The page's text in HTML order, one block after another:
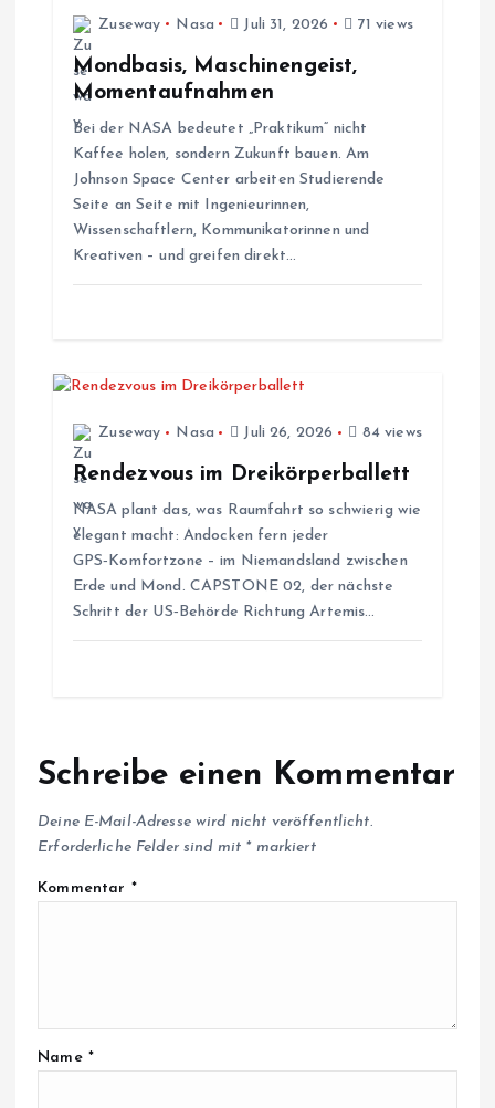
t
Zuseway Nasa Juli 31, 2026 71 views
Mondbasis, Maschinengeist,
Momentaufnahmen
Bei der NASA bedeutet „Praktikum“ nicht
Kaffee holen, sondern Zukunft bauen. Am
Johnson Space Center arbeiten Studierende
Seite an Seite mit Ingenieurinnen,
Wissenschaftlern, Kommunikatorinnen und
Kreativen – und greifen direkt…
Zuseway Nasa Juli 26, 2026 84 views
Rendezvous im Dreikörperballett
NASA plant das, was Raumfahrt so schwierig wie
elegant macht: Andocken fern jeder
GPS‑Komfortzone – im Niemandsland zwischen
Erde und Mond. CAPSTONE 02, der nächste
Schritt der US‑Behörde Richtung Artemis…
Schreibe einen Kommentar
Deine E-Mail-Adresse wird nicht veröffentlicht.
Erforderliche Felder sind mit *markiert
Kommentar *
Name *